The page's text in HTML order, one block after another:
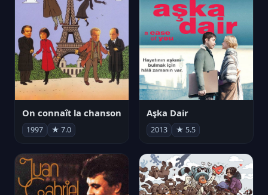
On connaît la chanson
1997 ★ 7.0
Aşka Dair
2013 ★ 5.5